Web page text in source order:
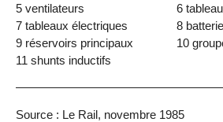
5 ventilateurs
6
7 tableaux électriques
8
9 réservoirs principaux
10
11 shunts inductifs
Source : Le Rail, novembre 1985